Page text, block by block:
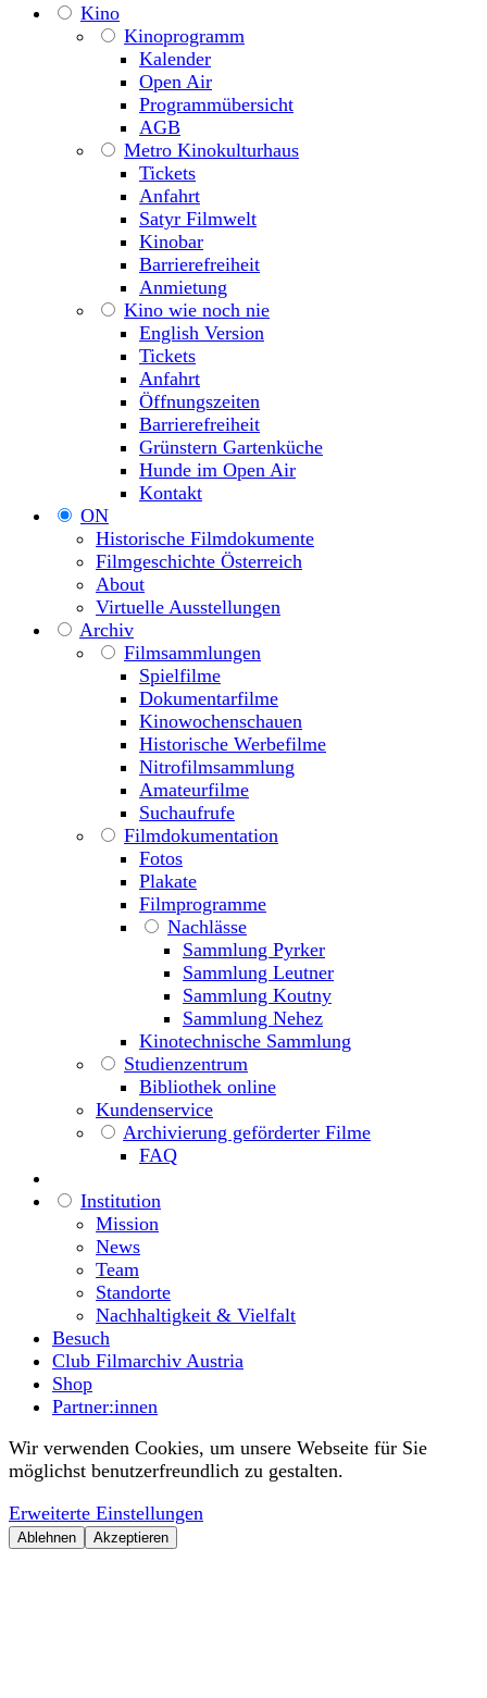
Kino
Kinoprogramm
Kalender
Open Air
Programmübersicht
AGB
Metro Kinokulturhaus
Tickets
Anfahrt
Satyr Filmwelt
Kinobar
Barrierefreiheit
Anmietung
Kino wie noch nie
English Version
Tickets
Anfahrt
Öffnungszeiten
Barrierefreiheit
Grünstern Gartenküche
Hunde im Open Air
Kontakt
ON
Historische Filmdokumente
Filmgeschichte Österreich
About
Virtuelle Ausstellungen
Archiv
Filmsammlungen
Spielfilme
Dokumentarfilme
Kinowochenschauen
Historische Werbefilme
Nitrofilmsammlung
Amateurfilme
Suchaufrufe
Filmdokumentation
Fotos
Plakate
Filmprogramme
Nachlässe
Sammlung Pyrker
Sammlung Leutner
Sammlung Koutny
Sammlung Nehez
Kinotechnische Sammlung
Studienzentrum
Bibliothek online
Kundenservice
Archivierung geförderter Filme
FAQ
Institution
Mission
News
Team
Standorte
Nachhaltigkeit & Vielfalt
Besuch
Club Filmarchiv Austria
Shop
Partner:innen
Wir verwenden Cookies, um unsere Webseite für Sie
möglichst benutzerfreundlich zu gestalten.
Erweiterte Einstellungen
Ablehnen Akzeptieren